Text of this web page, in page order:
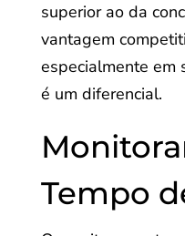
superior ao da
vantagem
especialmente em
é um diferencial.
Tempo